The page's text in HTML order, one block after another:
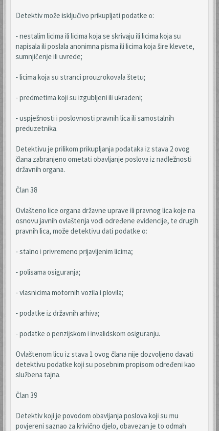
Detektiv može isključivo prikupljati podatke o:
- nestalim licima ili licima koja se skrivaju ili licima koja su
napisala ili poslala anonimna pisma ili licima koja šire klevete,
sumnjičenje ili uvrede;
- licima koja su stranci prouzrokovala štetu;
- predmetima koji su izgubljeni ili ukradeni;
- uspješnosti i poslovnosti pravnih lica ili samostalnih
preduzetnika.
Detektivu je prilikom prikupljanja podataka iz stava 2 ovog
člana zabranjeno ometati obavljanje poslova iz nadležnosti
državnih organa.
Član 38
Ovlašteno lice organa državne uprave ili pravnog lica koje na
osnovu javnih ovlaštenja vodi određene evidencije, te drugih
pravnih lica, može detektivu dati podatke o:
- stalno i privremeno prijavljenim licima;
- polisama osiguranja;
- vlasnicima motornih vozila i plovila;
- podatke iz državnih arhiva;
- podatke o penzijskom i invalidskom osiguranju.
Ovlaštenom licu iz stava 1 ovog člana nije dozvoljeno davati
detektivu podatke koji su posebnim propisom određeni kao
službena tajna.
Član 39
Detektiv koji je povodom obavljanja poslova koji su mu
povjereni saznao za krivično djelo, obavezan je to odmah